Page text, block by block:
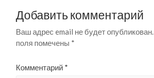
Добавить комментарий
Ваш адрес email не будет опубликован.
поля помечены *
Комментарий *